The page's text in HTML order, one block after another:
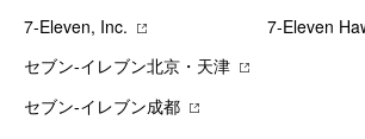
7‐Eleven, Inc.
7‐Eleven
セブン‐イレブン北京・天津
セブン‐イレブン成都